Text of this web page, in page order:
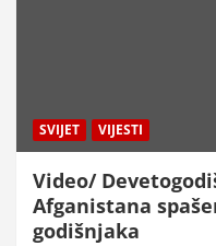
SVIJET VIJESTI
Video/
Afganistana
godišnjaka